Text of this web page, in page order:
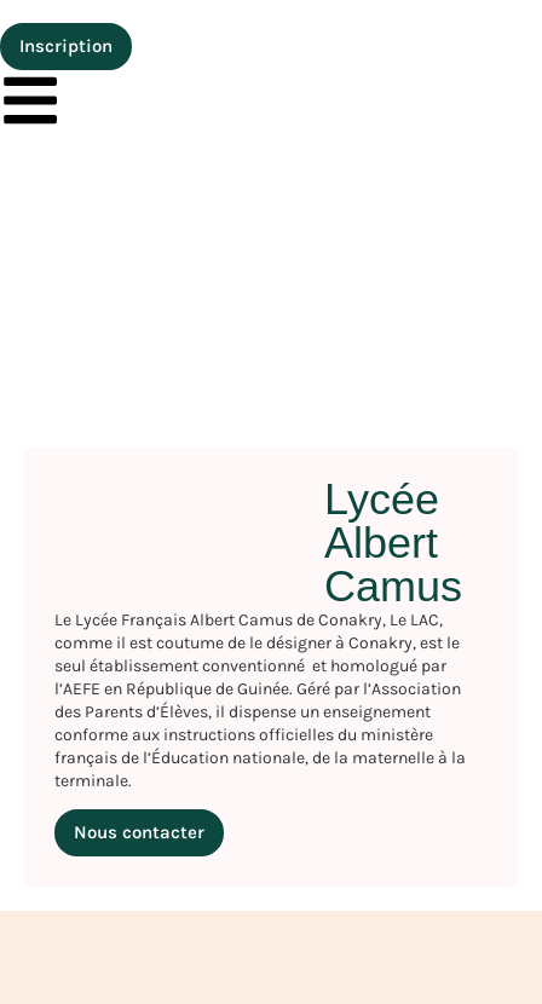
Inscription
Lycée
Albert
Camus
Le Lycée Français Albert Camus de Conakry, Le LAC,
comme il est coutume de le désigner à Conakry, est le
seul établissement conventionné et homologué par
l’AEFE en République de Guinée. Géré par l’Association
des Parents d’Élèves, il dispense un enseignement
conforme aux instructions officielles du ministère
français de l’Éducation nationale, de la maternelle à la
terminale.
Nous contacter